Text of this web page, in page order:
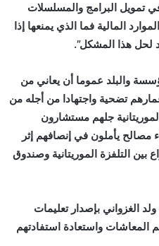
تمويل البرامج والمسلسلات
المالية فما الذي يمنعها إذا
لحل هذا المشكل”.
والبلد عموما أن يعاني من
تضحية واجتهادا من أجله من
جلهم مستشارون
يأملون في إنصافهم إثر
التلفزة الموريتانية وصندوق
الغزواني بإصدار تعليمات
المعاشات واستعادة استفادتهم